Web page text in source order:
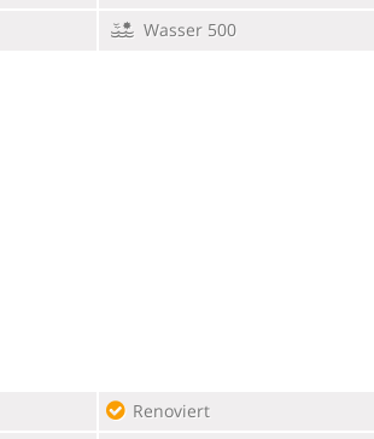
Wasser 500
Renoviert